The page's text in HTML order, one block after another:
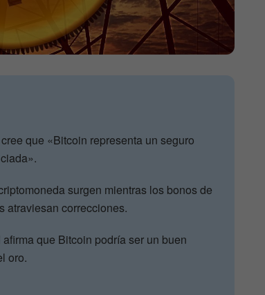
que «Bitcoin representa un seguro
surgen mientras los bonos de
atraviesan correcciones.
que Bitcoin podría ser un buen
oro.